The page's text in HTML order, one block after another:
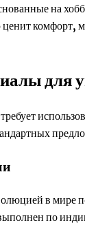
на
комфорт,
для
в мире
по